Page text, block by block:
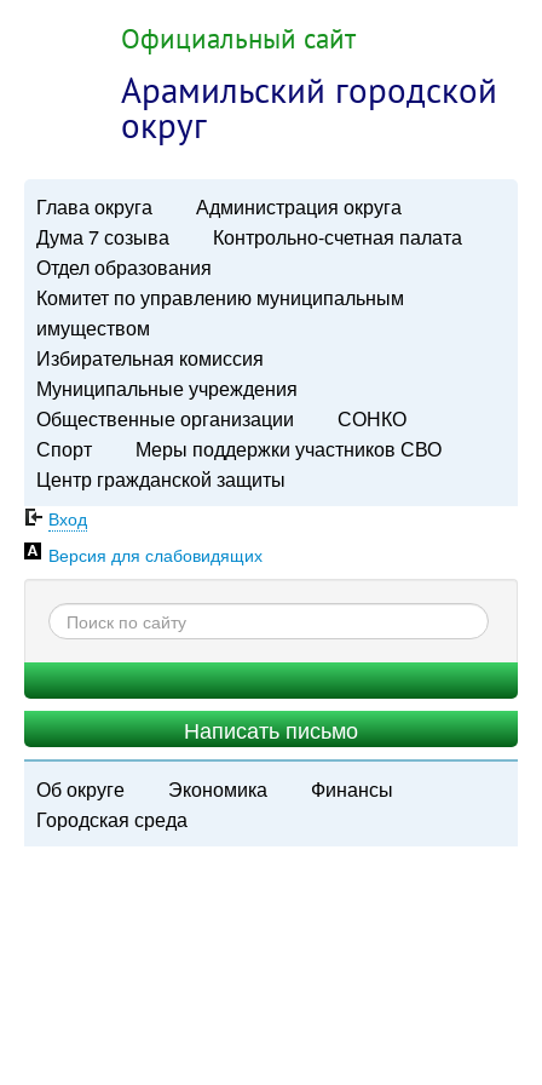
Официальный сайт
Арамильский городской
округ
Глава округа
Администрация округа
Дума 7 созыва
Контрольно-счетная палата
Отдел образования
Комитет по управлению муниципальным
имуществом
Избирательная комиссия
Муниципальные учреждения
Общественные организации
СОНКО
Спорт
Меры поддержки участников СВО
Центр гражданской защиты
Вход
Версия для слабовидящих
Написать письмо
Об округе Экономика
Финансы
Городская среда